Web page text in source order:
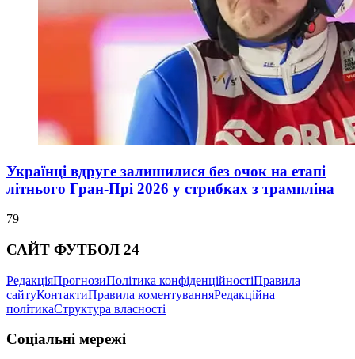
Українці вдруге залишилися без очок на етапі
літнього Гран-Прі 2026 у стрибках з трампліна
79
САЙТ ФУТБОЛ 24
РедакціяПрогнозиПолітика конфіденційностіПравила
сайтуКонтактиПравила коментуванняРедакційна
політикаСтруктура власності
Соціальні мережі